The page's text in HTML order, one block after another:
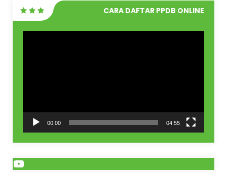
CARA DAFTAR PPDB ONLINE
00:00 04:55
YouTube